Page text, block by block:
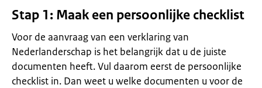
Stap 1: Maak een persoonlijke checklist
Voor de aanvraag van een verklaring van
Nederlanderschap is het belangrijk dat u de juiste
documenten heeft. Vul daarom eerst de persoonlijke
checklist in. Dan weet u welke documenten u voor de